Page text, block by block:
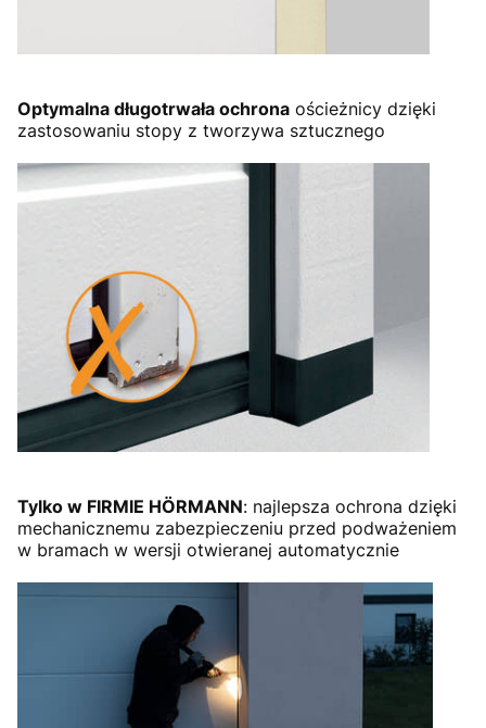
Optymalna długotrwała ochrona ościeżnicy dzięki
zastosowaniu stopy z tworzywa sztucznego
Tylko w FIRMIE HÖRMANN: najlepsza ochrona dzięki
mechanicznemu zabezpieczeniu przed podważeniem
w bramach w wersji otwieranej automatycznie